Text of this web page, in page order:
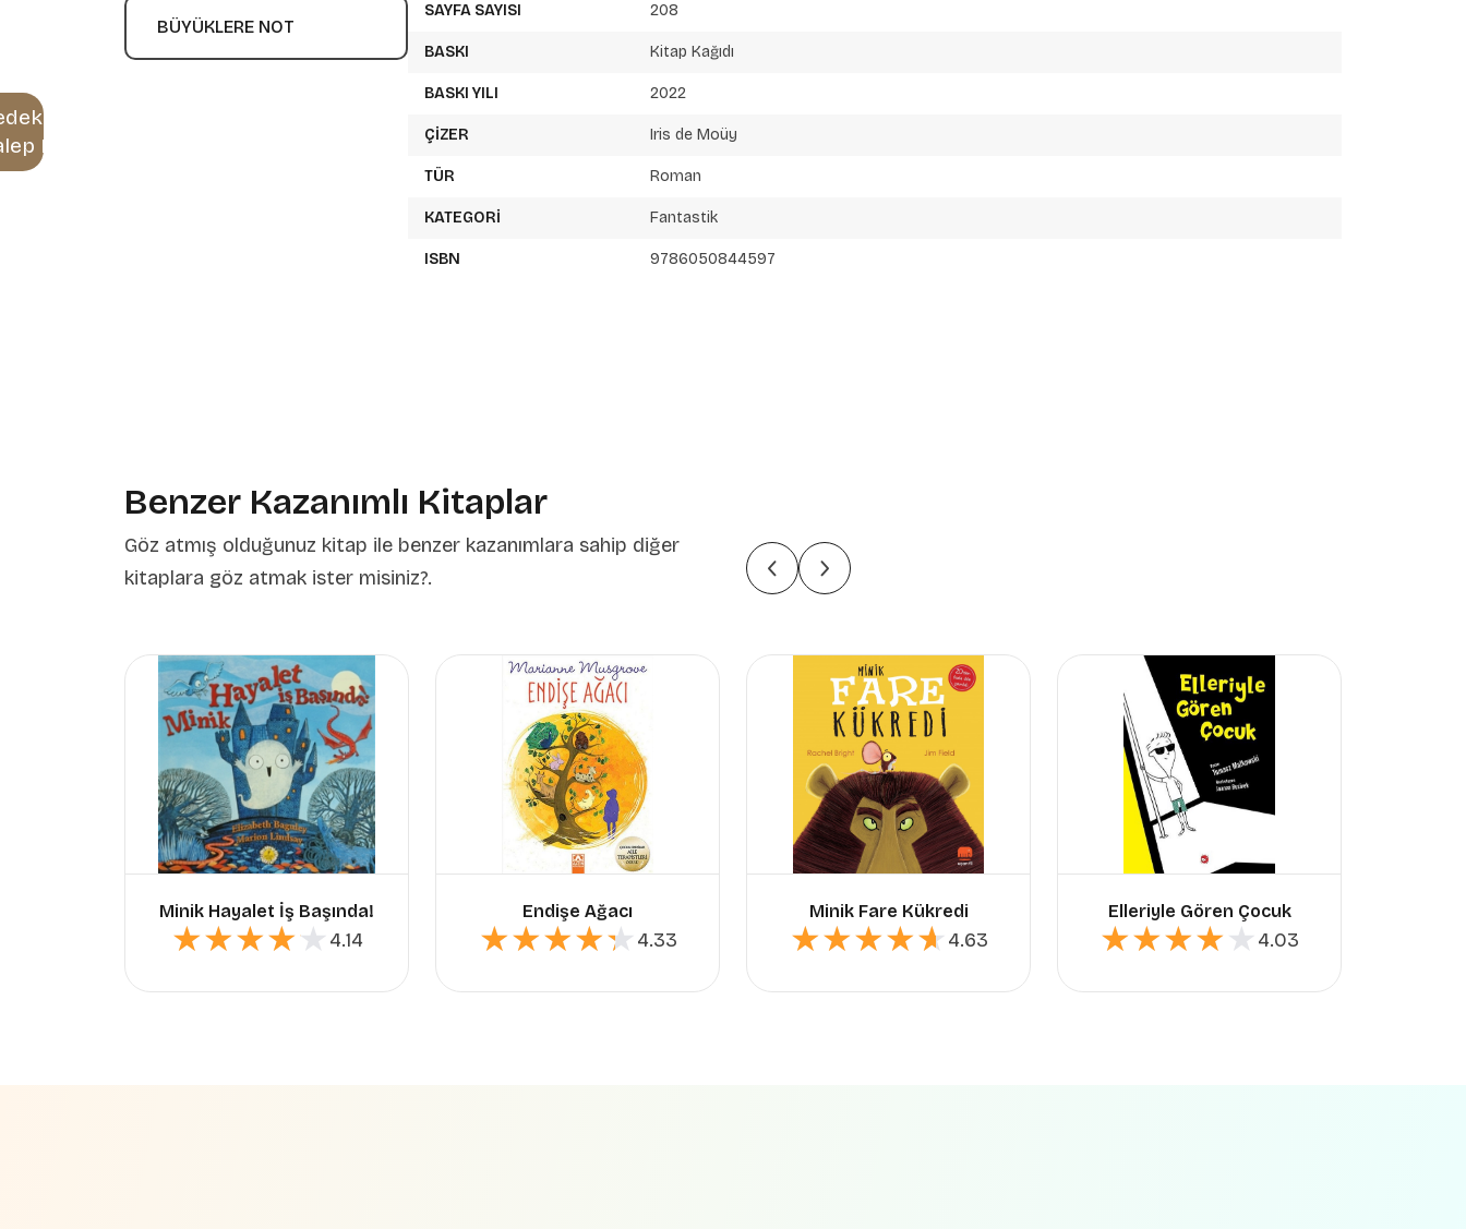
BÜYÜKLERE NOT
SAYFA SAYISI 208
BASKI Kitap Kağıdı
BASKI YILI 2022
ÇIZER Iris de Moüy
TÜR Roman
KATEGORI Fantastik
ISBN 9786050844597
Benzer Kazanımlı Kitaplar
Göz atmış olduğunuz kitap ile benzer kazanımlara sahip diğer
kitaplara göz atmak ister misiniz?.
Minik Hayalet İş Başında!
★★★★★
★★★★★ 4.14
Endişe Ağacı
★★★★★
★★★★★ 4.33
Minik Fare Kükredi
★★★★★
★★★★★ 4.63
Elleriyle Gören Çocuk
★★★★★
★★★★★ 4.03
Et